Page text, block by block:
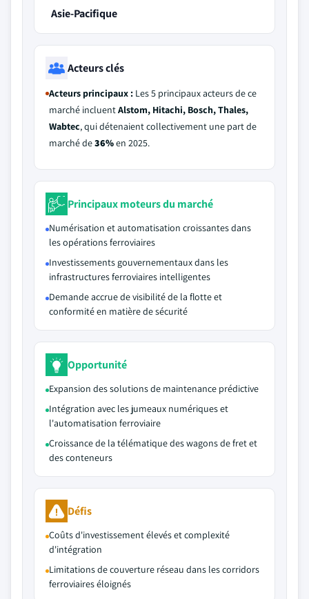
Asie-Pacifique
Acteurs clés
Acteurs principaux : Les 5 principaux acteurs de ce
marché incluentAlstom, Hitachi, Bosch, Thales,
Wabtec, qui détenaient collectivement une part de
marché de36%en 2025.
Principaux moteurs du marché
Numérisation et automatisation croissantes dans
les opérations ferroviaires
Investissements gouvernementaux dans les
infrastructures ferroviaires intelligentes
Demande accrue de visibilité de la flotte et
conformité en matière de sécurité
Opportunité
Expansion des solutions de maintenance prédictive
Intégration avec les jumeaux numériques et
l'automatisation ferroviaire
Croissance de la télématique des wagons de fret et
des conteneurs
Défis
Coûts d'investissement élevés et complexité
d'intégration
Limitations de couverture réseau dans les corridors
ferroviaires éloignés